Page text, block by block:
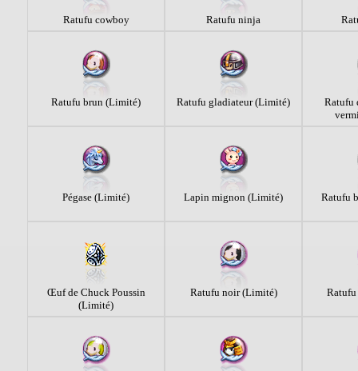
Ratufu cowboy Ratufu ninja
Ratufu brun (Limité) Ratufu gladiateur (Limité)
Ratufu
Pégase (Limité) Lapin mignon (Limité) Ratufu
Œuf de Chuck Poussin
(Limité)
Ratufu noir (Limité)